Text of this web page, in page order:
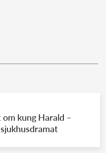
kung Harald –